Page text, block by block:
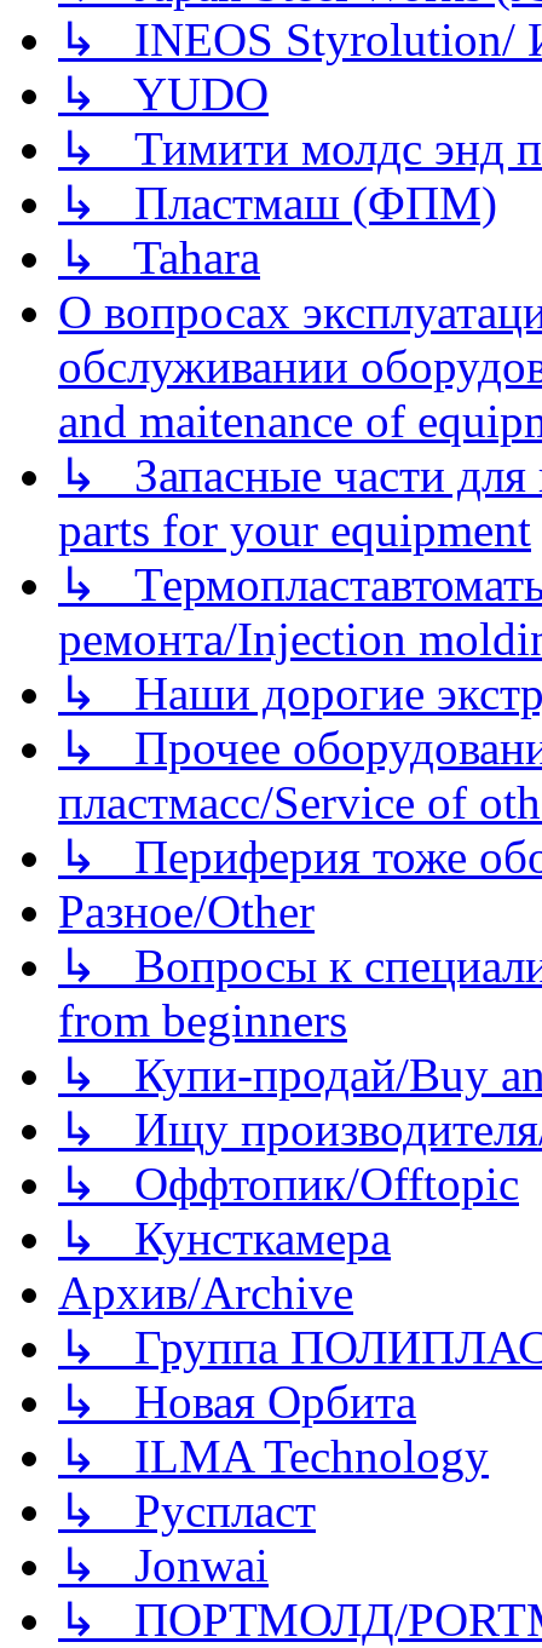
↳ INEOS
↳ YUDO
↳ Тимити молдс энд
↳ Пластмаш (ФПМ)
↳ Tahara
О вопросах
обслуживании
and maitenance of
↳ Запасные части для
parts for your equipment
↳
ремонта/Injection
↳ Наши дорогие
↳ Прочее
пластмасс/Service of
↳ Периферия тоже
Разное/Other
↳ Вопросы к
from beginners
↳ Купи-продай/Buy
↳ Ищу
↳ Оффтопик/Offtopic
↳ Кунсткамера
Архив/Archive
↳ Группа
↳ Новая Орбита
↳ ILMA Technology
↳ Руспласт
↳ Jonwai
↳ ПОРТМОЛД/